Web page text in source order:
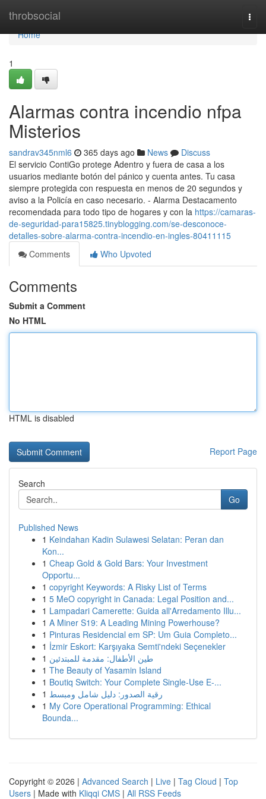
throbsocial
Home
Home
1
Alarmas contra incendio nfpa
Misterios
sandrav345nml6 365 days ago News
Discuss
El servicio ContiGo protege Adentro y fuera de casa a los
usuarios mediante botón del pánico y cuenta antes. Tu casa
siempre protegida con respuesta en menos de 20 segundos y
aviso a la Policía en caso necesario. - Alarma Destacamento
recomendada para todo tipo de hogares y con la https://camaras-
de-seguridad-para15825.tinyblogging.com/se-desconoce-
detalles-sobre-alarma-contra-incendio-en-ingles-80411115
Comments
Who Upvoted
Comments
Submit a Comment
No HTML
HTML is disabled
Report Page
Search
Go
Published News
1 Keindahan Kadin Sulawesi Selatan: Peran dan
Kon...
1 Cheap Gold & Gold Bars: Your Investment
Opportu...
1 copyright Keywords: A Risky List of Terms
1 5 MeO copyright in Canada: Legal Position and...
1 Lampadari Camerette: Guida all'Arredamento Illu...
1 A Miner S19: A Leading Mining Powerhouse?
1 Pinturas Residencial em SP: Um Guia Completo...
1 İzmir Eskort: Karşıyaka Semti'ndeki Seçenekler
1 طين الأطفال: مقدمة للمبتدئين
1 The Beauty of Yasamin Island
1 Boutiq Switch: Your Complete Single-Use E-...
1 رقية الصدور: دليل شامل ومبسط
1 My Core Operational Programming: Ethical
Bounda...
Copyright © 2026 | Advanced Search | Live | Tag Cloud | Top
Users | Made with Kliqqi CMS | All RSS Feeds